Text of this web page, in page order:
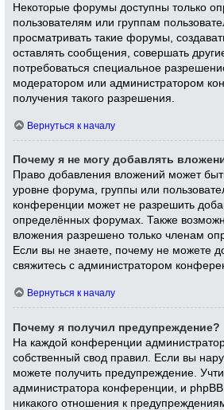
Некоторые форумы доступны только
пользователям или группам
просматривать такие форумы,
оставлять сообщения, совершать
потребоваться специальное
модератором или администратором
получения такого разрешения.
Вернуться к началу
Почему я не могу добавлять
Право добавления вложений может
уровне форума, группы или
конференции может не разрешить
определённых форумах. Также
вложения разрешено только членам
Если вы не знаете, почему не можете
свяжитесь с администратором
Вернуться к началу
Почему я получил предупреждение?
На каждой конференции
собственный свод правил. Если вы
можете получить предупреждение.
администратора конференции, и
никакого отношения к